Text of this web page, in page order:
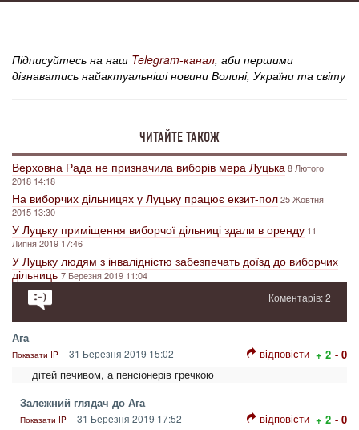
Підписуйтесь на наш Telegram-канал, аби першими
дізнаватись найактуальніші новини Волині, України та світу
ЧИТАЙТЕ ТАКОЖ
Верховна Рада не призначила виборів мера Луцька 8 Лютого
2018 14:18
На виборчих дільницях у Луцьку працює екзит-пол25 Жовтня
2015 13:30
У Луцьку приміщення виборчої дільниці здали в оренду 11
Липня 2019 17:46
У Луцьку людям з інвалідністю забезпечать доїзд до виборчих
дільниць7 Березня 2019 11:04
Коментарів: 2
Ага
Показати IP 31 Березня 2019 15:02 відповісти + 2 - 0
дітей печивом, а пенсіонерів гречкою
Залежний глядач до Ага
Показати IP 31 Березня 2019 17:52 відповісти + 2 - 0